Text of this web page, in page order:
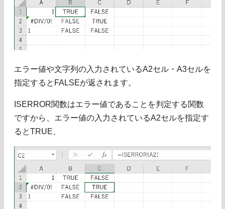
エラー値や文字列の入力されているA2セル・A3セルを
指定するとFALSEが返されます。
ISERROR関数はエラー値であることを判定する関数
ですから、エラー値の入力されているA2セルを指定す
るとTRUE、